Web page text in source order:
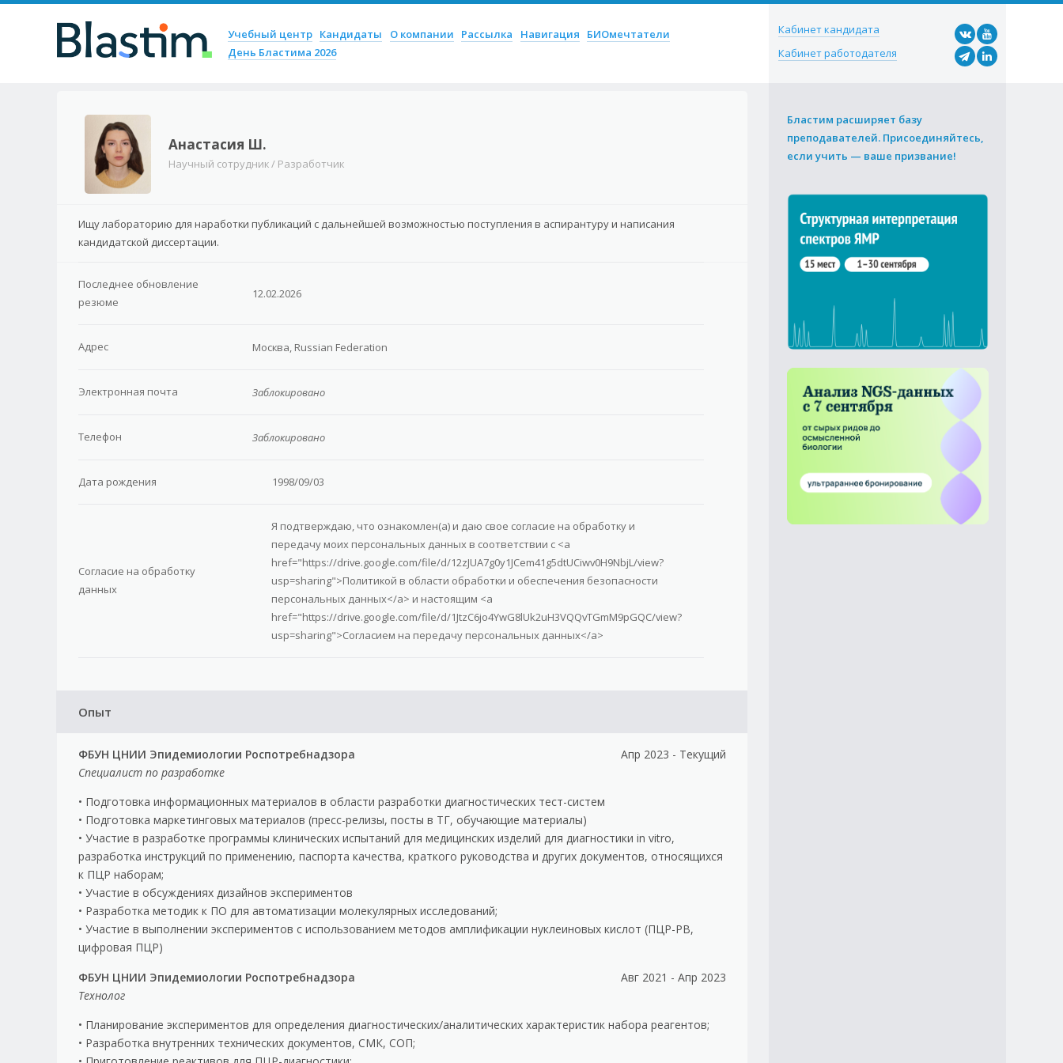
Меню
Пропустить содержимое
Учебный центр Кандидаты О компании Рассылка Навигация
БИОмечтатели
День Бластима 2026
Кабинет кандидата
Кабинет работодателя
Анастасия Ш.
Научный сотрудник / Разработчик
Ищу лабораторию для наработки публикаций с дальнейшей возможностью поступления в аспирантуру и написания
кандидатской диссертации.
Последнее обновление
резюме
12.02.2026
Адрес Москва, Russian Federation
Электронная почта Заблокировано
Телефон Заблокировано
Дата рождения 1998/09/03
Согласие на обработку
данных
Я подтверждаю, что ознакомлен(а) и даю свое согласие на обработку и
передачу моих персональных данных в соответствии с <a
href="https://drive.google.com/file/d/12zJUA7g0y1JCem41g5dtUCiwv0H9NbjL/view?
usp=sharing">Политикой в области обработки и обеспечения безопасности
персональных данных</a> и настоящим <a
href="https://drive.google.com/file/d/1JtzC6jo4YwG8lUk2uH3VQQvTGmM9pGQC/view?
usp=sharing">Согласием на передачу персональных данных</a>
Опыт
ФБУН ЦНИИ Эпидемиологии Роспотребнадзора
Специалист по разработке
Апр 2023 - Текущий
• Подготовка информационных материалов в области разработки диагностических тест-систем
• Подготовка маркетинговых материалов (пресс-релизы, посты в ТГ, обучающие материалы)
• Участие в разработке программы клинических испытаний для медицинских изделий для диагностики in vitro,
разработка инструкций по применению, паспорта качества, краткого руководства и других документов, относящихся
к ПЦР наборам;
• Участие в обсуждениях дизайнов экспериментов
• Разработка методик к ПО для автоматизации молекулярных исследований;
• Участие в выполнении экспериментов с использованием методов амплификации нуклеиновых кислот (ПЦР-РВ,
цифровая ПЦР)
ФБУН ЦНИИ Эпидемиологии Роспотребнадзора
Технолог
Авг 2021 - Апр 2023
• Планирование экспериментов для определения диагностических/аналитических характеристик набора реагентов;
• Разработка внутренних технических документов, СМК, СОП;
Бластим расширяет базу
преподавателей. Присоединяйтесь,
если учить — ваше призвание!